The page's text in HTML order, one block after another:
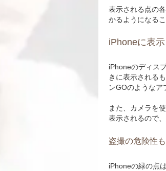
表示される点の
かるようになるこ
iPhoneに表
iPhoneのディス
きに表示される
ンGOのようなア
また、カメラを
表示されるので
盗撮の危険性も
iPhoneの緑の点